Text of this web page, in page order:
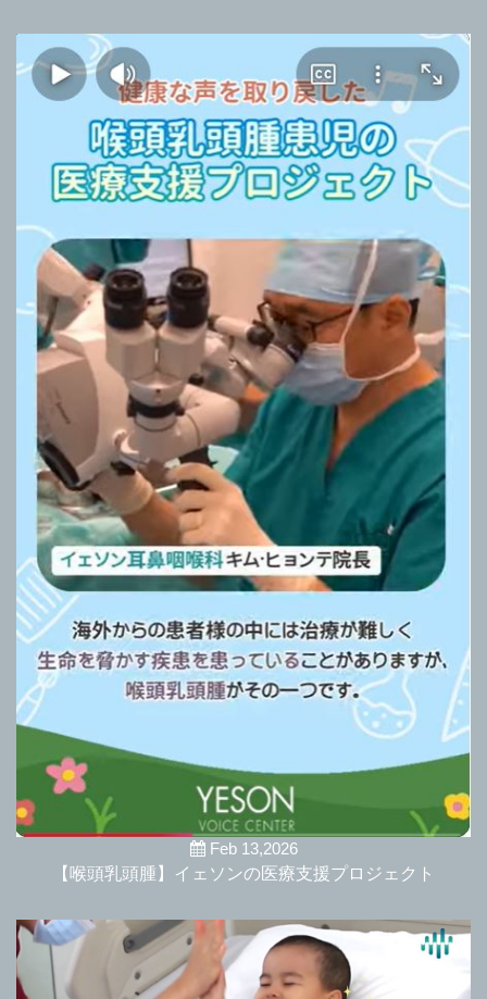
Feb 13,2026
【喉頭乳頭腫】イェソンの医療支援プロジェクト